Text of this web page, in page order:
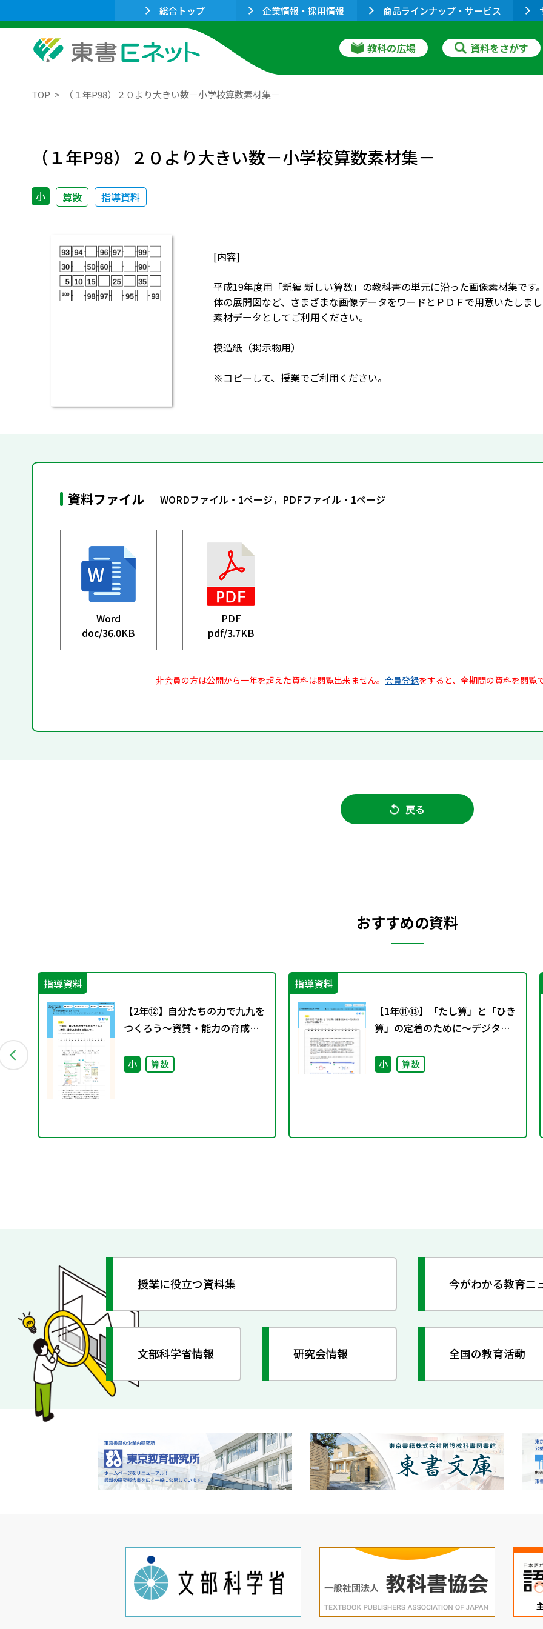
総合トップ 企業情報・採用情報 商品ラインナップ・サービス
教科の広場 資料をさがす
TOP （１年P98）２０より大きい数－小学校算数素材集－
（１年P98）２０より大きい数－小学校算数素材集－
小 算数 指導資料
[内容]
平成19年度用「新編 新しい算数」の教科書の単元に沿った画像素材集で
体の展開図など、さまざまな画像データをワードとＰＤＦで用意いたしま
素材データとしてご利用ください。
模造紙（掲示物用）
※コピーして、授業でご利用ください。
資料ファイル WORDファイル・1ページ，PDFファイル・1ページ
Word
doc/36.0KB
PDF
pdf/3.7KB
非会員の方は公開から一年を超えた資料は閲覧出来ません。 会員登録をすると、全期間の資料を閲覧
戻る
おすすめの資料
指導資料
【2年⑫】自分たちの力で九九を
つくろう～資質・能力の育成を
目指して～
小 算数
指導資料
【1年⑪⑬】「たし算」と「ひき
算」の定着のために～デジタル
コンテンツを活用して～
小 算数
授業に役立つ資料集 今がわかる教育ニ
文部科学省情報 研究会情報 全国の教育活動